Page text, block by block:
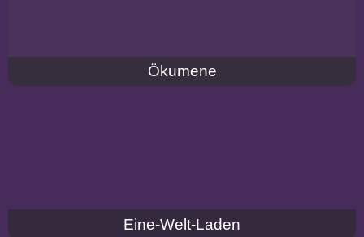
Ökumene
Eine-Welt-Laden